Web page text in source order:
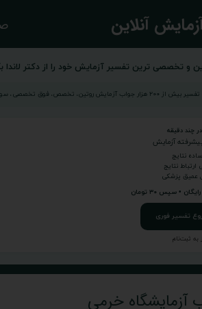
آنلاین
و تخصصی ترین تفسیر آزمایش خود را از دکتر لاندا
آزمایش روتین، تخصص، فوق تخصصی، سونوگرافی و...
چند دقیقه
آزمایش
نتایج
ارتباط نتایج
عمیق پزشکی
تفسیر فوری
به ثبت‌نام
آزمایشگاه خرمی